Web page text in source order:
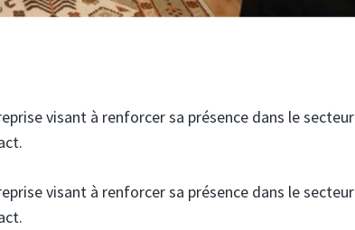
visant à renforcer sa présence dans le secteur
visant à renforcer sa présence dans le secteur